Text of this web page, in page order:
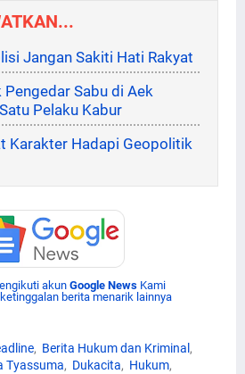
Jangan Sakiti Hati Rakyat
Sabu di Aek
Pelaku Kabur
Karakter Hadapi Geopolitik
akun Google News Kami
berita menarik lainnya
Berita Hukum dan Kriminal
Tyassuma Dukacita
Hukum